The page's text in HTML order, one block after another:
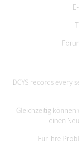
DCYS records every
Gleichzeitig können
einen
Für Ihre